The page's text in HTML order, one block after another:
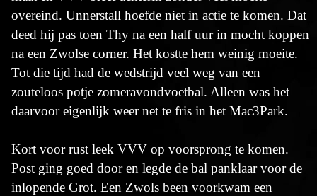
overeind. Unnerstall hoefde niet in actie te komen. Dat
deed hij pas toen Thy na een half uur in mocht koppen
na een Zwolse corner. Het kostte hem weinig moeite.
Tot die tijd had de wedstrijd veel weg van een
zouteloos potje zomeravondvoetbal. Alleen was het
daarvoor eigenlijk weer net te fris in het Mac3Park.
Kort voor rust leek VVV op voorsprong te komen.
Post ging goed door en legde de bal panklaar voor de
inlopende Grot. Een Zwols been voorkwam een